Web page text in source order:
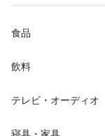
食品
飲料
テレビ・オーディオ